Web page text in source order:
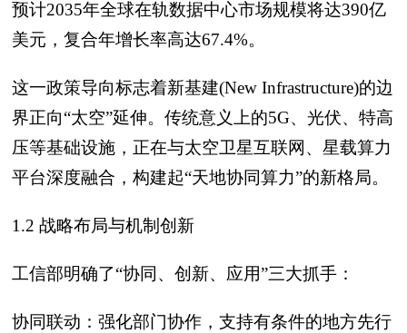
预计2035年全球在轨数据中心市场规模将达390亿
美元，复合年增长率高达67.4%。
这一政策导向标志着新基建(New Infrastructure)‍的边
界正向“太空”延伸。传统意义上的5G、光伏、特高
压等基础设施，正在与太空卫星互联网、星载算力
平台深度融合，构建起“天地协同算力”的新格局。
1.2 战略布局与机制创新
工信部明确了“协同、创新、应用”三大抓手：
协同联动：强化部门协作，支持有条件的地方先行